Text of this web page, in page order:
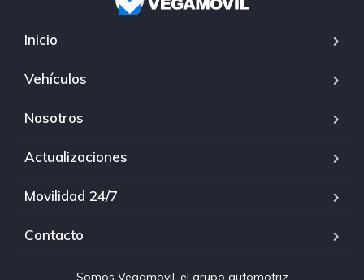
Inicio
Vehículos
Nosotros
Actualizaciones
Movilidad 24/7
Contacto
Somos Vegamovil, el grupo automotriz